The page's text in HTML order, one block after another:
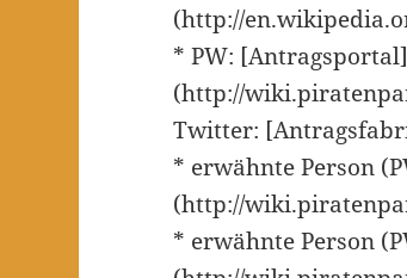
(http://
* PW: [Antragsportal]
(http://
Twitter:
* erwähnte Person
(http://
* erwähnte Person